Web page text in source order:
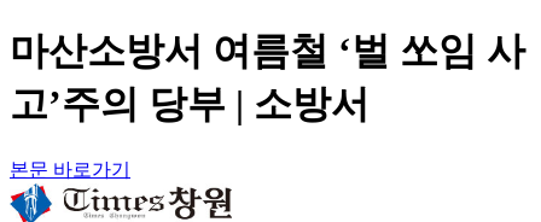
마산소방서 여름철 ‘벌 쏘임 사
고’주의 당부 | 소방서
본문 바로가기